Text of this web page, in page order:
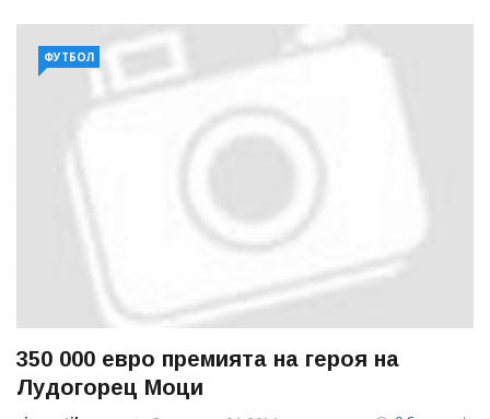
ФУТБОЛ
350 000 евро премията на героя на
Лудогорец Моци